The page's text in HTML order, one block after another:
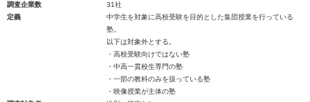
調査企業数
31社
定義
中学生を対象に高校受験を目的とした集団授業を行っている
塾。
以下は対象外とする。
・高校受験向けではない塾
・中高一貫校生専門の塾
・一部の教科のみを扱っている塾
・映像授業が主体の塾